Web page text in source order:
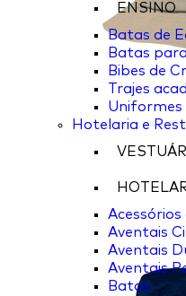
ENSINO
Batas de
Batas
Bibes de
Trajes
Uniformes
Hotelaria e
Acessórios
Aventais
Aventais
Aventais
Batas